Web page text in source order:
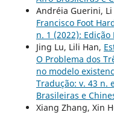
Andréia Guerini, Li
Francisco Foot
n. 1 (2022):
Jing Lu, Lili Han,
O Problema dos
no modelo
Tradução: v. 43 n.
Brasileiras e
Xiang Zhang, Xin